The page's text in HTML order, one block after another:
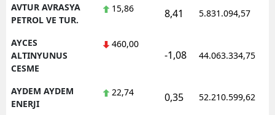
AVTUR AVRASYA
PETROL VE TUR.
15,86 8,41 5.831.094,57
AYCES
ALTINYUNUS
CESME
460,00
-1,08 44.063.334,75
AYDEM AYDEM
ENERJI
22,74 0,35 52.210.599,62